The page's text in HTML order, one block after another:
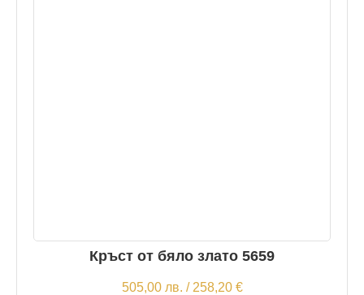
Кръст от бяло злато 5659
505,00 лв. / 258,20 €